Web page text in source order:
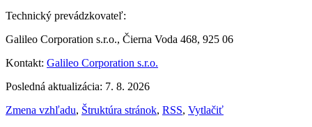
Technický prevádzkovateľ:
Galileo Corporation s.r.o., Čierna Voda 468, 925 06
Kontakt: Galileo Corporation s.r.o.
Posledná aktualizácia: 7. 8. 2026
Zmena vzhľadu, Štruktúra stránok, RSS, Vytlačiť